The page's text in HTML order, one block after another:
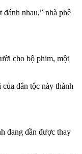
nhau,” nhà phê
cho bộ phim, một
dân tộc này thành
đang dần được thay